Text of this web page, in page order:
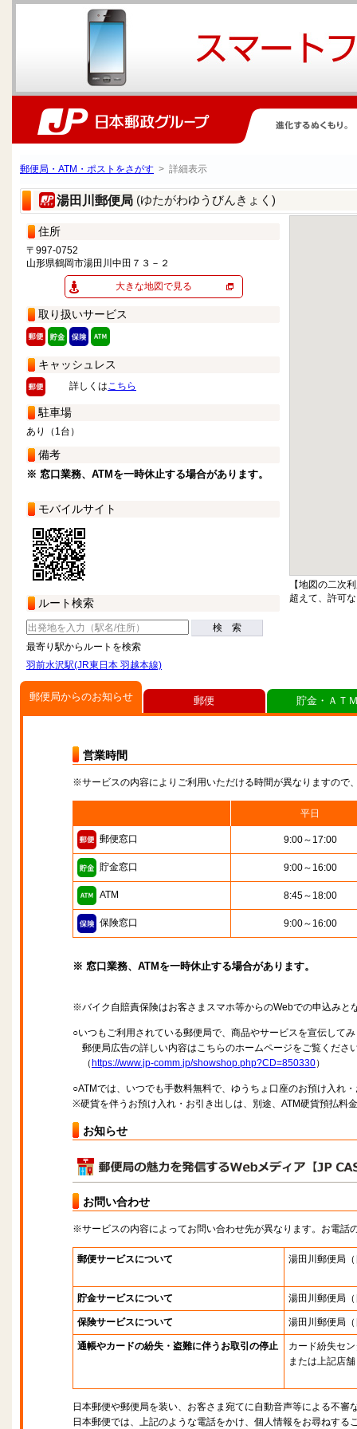
郵便局・ATM・ポストをさがす > 詳細表示
湯田川郵便局 (ゆたがわゆうびんきょく)
住所
〒997-0752
山形県鶴岡市湯田川中田７３－２
大きな地図で見る
取り扱いサービス
キャッシュレス
詳しくはこちら
駐車場
あり（1台）
備考
※ 窓口業務、ATMを一時休止する場合があります。
モバイルサイト
ルート検索
検 索
最寄り駅からルートを検索
羽前水沢駅(JR東日本 羽越本線)
【地図の二次
超えて、許可
郵便局からのお知らせ
営業時間
※サービスの内容によりご利用いただける時間が異なりますので
平日
郵便窓口 9:00～17:00
貯金窓口 9:00～16:00
ATM 8:45～18:00
保険窓口 9:00～16:00
※ 窓口業務、ATMを一時休止する場合があります。
※バイク自賠責保険はお客さまスマホ等からのWebでの申込みと
○いつもご利用されている郵便局で、商品やサービスを宣伝して
郵便局広告の詳しい内容はこちらのホームページをご覧くださ
（ https://www.jp-comm.jp/showshop.php?CD=850330）
○ATMでは、いつでも手数料無料で、ゆうちょ口座のお預け入れ
※硬貨を伴うお預け入れ・お引き出しは、別途、ATM硬貨預払料
お知らせ
お問い合わせ
※サービスの内容によってお問い合わせ先が異なります。お電話
郵便サービスについて 湯田川郵便局
貯金サービスについて 湯田川郵便局
保険サービスについて 湯田川郵便局
通帳やカードの紛失・盗難に伴うお取引の停止
カード紛失セ
または上記店舗
日本郵便や郵便局を装い、お客さま宛てに自動音声等による不審
日本郵便では、上記のような電話をかけ、個人情報をお尋ねする
郵便 貯金・ＡＴ